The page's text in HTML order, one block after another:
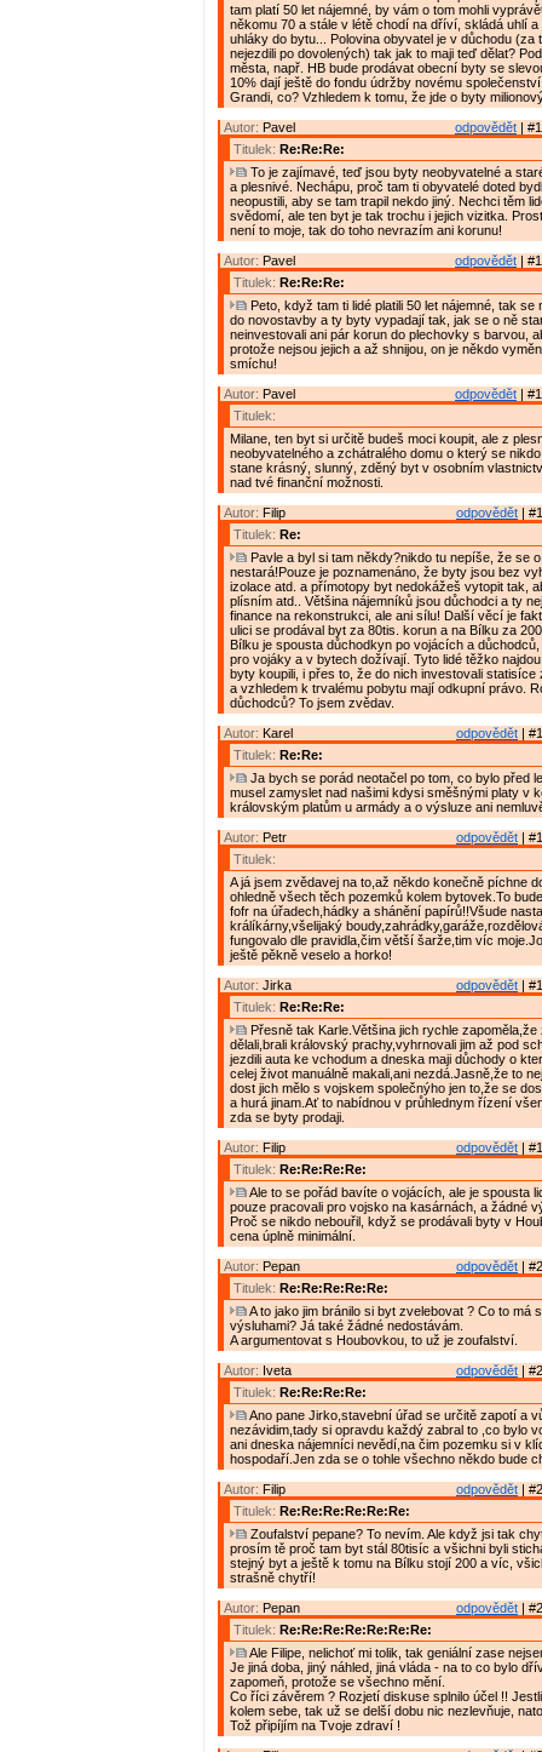
tam platí 50 let nájemné, by vám o tom mohli
někomu 70 a stále v létě chodí na dříví, skládá uhlí a
uhláky do bytu... Polovina obyvatel je v důchodu (za
nejezdili po dovolených) tak jak to maji teď dělat?
města, např. HB bude prodávat obecní byty se
10% dají ještě do fondu údržby novému
Grandi, co? Vzhledem k tomu, že jde o byty
odpovědět |
Autor: Pavel
Titulek: Re:Re:Re:
To je zajímavé, teď jsou byty neobyvatelné a
a plesnivé. Nechápu, proč tam ti obyvatelé doted
neopustili, aby se tam trapil nekdo jiný. Nechci těm
svědomí, ale ten byt je tak trochu i jejich vizitka.
není to moje, tak do toho nevrazím ani korunu!
odpovědět |
Autor: Pavel
Titulek: Re:Re:Re:
Peto, když tam ti lidé platili 50 let nájemné, tak se
do novostavby a ty byty vypadají tak, jak se o ně
neinvestovali ani pár korun do plechovky s barvou,
protože nejsou jejich a až shnijou, on je někdo
smíchu!
odpovědět |
Autor: Pavel
Titulek:
Milane, ten byt si určitě budeš moci koupit, ale z
neobyvatelného a zchátralého domu o který se
stane krásný, slunný, zděný byt v osobním
nad tvé finanční možnosti.
odpovědět |
Autor: Filip
Titulek: Re:
Pavle a byl si tam někdy?nikdo tu nepíše, že se
nestará!Pouze je poznamenáno, že byty jsou bez
izolace atd. a přímotopy byt nedokážeš vytopit tak,
plísním atd.. Většina nájemníků jsou důchodci a ty
finance na rekonstrukci, ale ani sílu! Další věcí je
ulici se prodával byt za 80tis. korun a na Bílku za
Bílku je spousta důchodkyn po vojácích a
pro vojáky a v bytech dožívají. Tyto lidé těžko
byty koupili, i přes to, že do nich investovali statisíce
a vzhledem k trvalému pobytu mají odkupní právo.
důchodců? To jsem zvědav.
odpovědět |
Autor: Karel
Titulek: Re:Re:
Ja bych se porád neotačel po tom, co bylo před
musel zamyslet nad našimi kdysi směšnými platy v
královským platům u armády a o výsluze ani
odpovědět |
Autor: Petr
Titulek:
A já jsem zvědavej na to,až někdo konečně píchne
ohledně všech těch pozemků kolem bytovek.To
fofr na úřadech,hádky a shánění papírů!!Všude
králíkárny,všelijaký
fungovalo dle pravidla,čim větší šarže,tim víc
ještě pěkně veselo a horko!
odpovědět |
Autor: Jirka
Titulek: Re:Re:Re:
Přesně tak Karle.Většina jich rychle zapoměla,že
dělali,brali královský prachy,vyhrnovali jim až pod
jezdili auta ke vchodum a dneska maji důchody o
celej život manuálně makali,ani nezdá.Jasně,že to
dost jich mělo s vojskem společnýho jen to,že se
a hurá jinam.Ať to nabídnou v průhlednym řízení
zda se byty prodaji.
odpovědět |
Autor: Filip
Titulek: Re:Re:Re:Re:
Ale to se pořád bavíte o vojácích, ale je spousta
pouze pracovali pro vojsko na kasárnách, a žádné
Proč se nikdo nebouřil, když se prodávali byty v
cena úplně minimální.
odpovědět |
Autor: Pepan
Titulek: Re:Re:Re:Re:Re:
A to jako jim bránilo si byt zvelebovat ? Co to má
výsluhami? Já také žádné nedostávám.
A argumentovat s Houbovkou, to už je zoufalství.
odpovědět |
Autor: Iveta
Titulek: Re:Re:Re:Re:
Ano pane Jirko,stavební úřad se určitě zapotí a
nezávidim,tady si opravdu každý zabral to ,co bylo
ani dneska nájemníci nevědí,na čim pozemku si v
hospodaří.Jen zda se o tohle všechno někdo bude
odpovědět |
Autor: Filip
Titulek: Re:Re:Re:Re:Re:Re:
Zoufalství pepane? To nevím. Ale když jsi tak
prosím tě proč tam byt stál 80tisíc a všichni byli
stejný byt a ještě k tomu na Bílku stojí 200 a víc,
strašně chytří!
odpovědět |
Autor: Pepan
Titulek: Re:Re:Re:Re:Re:Re:Re:
Ale Filipe, nelichoť mi tolik, tak geniální zase
Je jiná doba, jiný náhled, jiná vláda - na to co bylo
zapomeň, protože se všechno mění.
Co říci závěrem ? Rozjetí diskuse splnilo účel !!
kolem sebe, tak už se delší dobu nic nezlevňuje,
Tož připíjím na Tvoje zdraví !